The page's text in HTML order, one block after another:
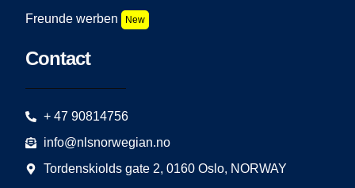
Freunde werben
New
Contact
+ 47 90814756
info@nlsnorwegian.no
Tordenskiolds gate 2, 0160 Oslo, NORWAY